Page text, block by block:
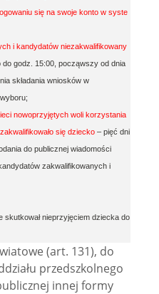
się na swoje konto w syste
i kandydatów niezakwalifikowany
godz. 15:00, począwszy od dnia
składania wniosków w
nowoprzyjętych woli korzystania
się dziecko – pięć dni
do publicznej wiadomości
zakwalifikowanych i
skutkował nieprzyjęciem dziecka do
(art. 131), do
przedszkolnego
innej formy